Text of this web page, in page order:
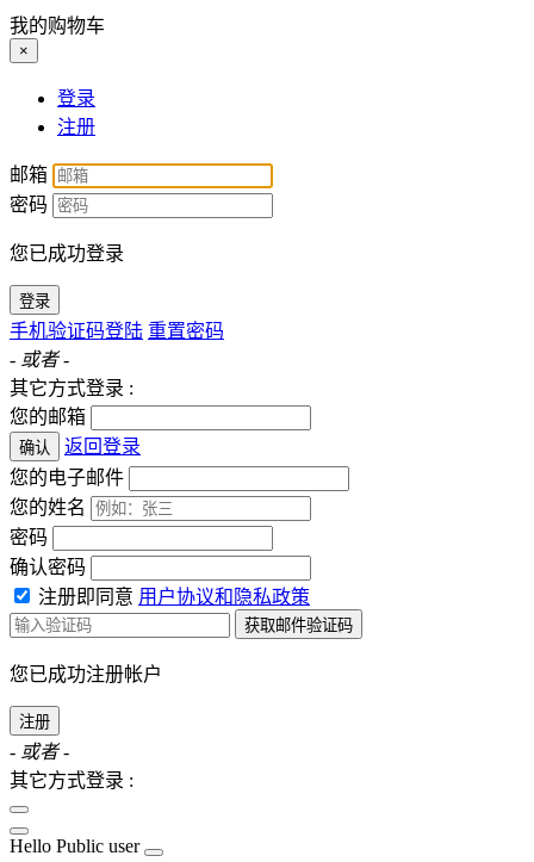
我的购物车
×
登录
注册
邮箱
密码
您已成功登录
登录
手机验证码登陆 重置密码
- 或者 -
其它方式登录 :
您的邮箱
确认
返回登录
您的电子邮件
您的姓名
密码
确认密码
注册即同意 用户协议和隐私政策
获取邮件验证码
您已成功注册帐户
注册
- 或者 -
其它方式登录 :
Hello Public user